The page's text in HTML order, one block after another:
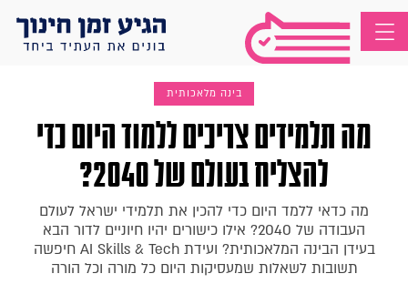
בינה מלאכותית
מה תלמידים צריכים ללמוד היום כדי
להצליח בעולם של 2040?
מה כדאי ללמד היום כדי להכין את תלמידי ישראל לעולם
העבודה של 2040? אילו כישורים יהיו חיוניים לדור הבא
בעידן הבינה המלאכותית? ועידת AI Skills & Tech חיפשה
תשובות לשאלות שמעסיקות היום כל מורה וכל הורה